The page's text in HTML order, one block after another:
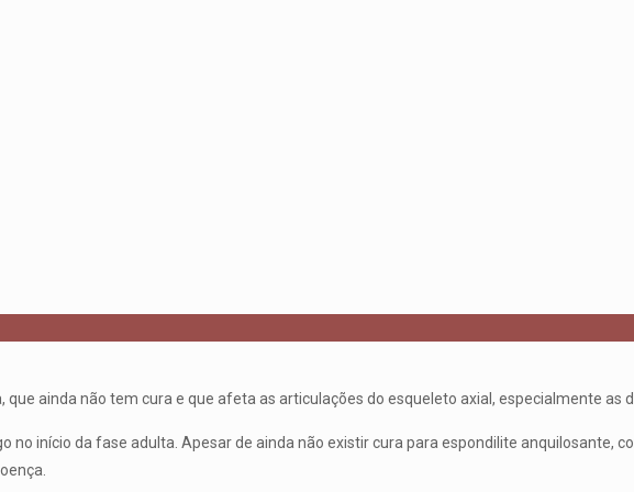
ainda não tem cura e que afeta as articulações do esqueleto axial, especialmente as
no início da fase adulta. Apesar de ainda não existir cura para espondilite anquilosante,